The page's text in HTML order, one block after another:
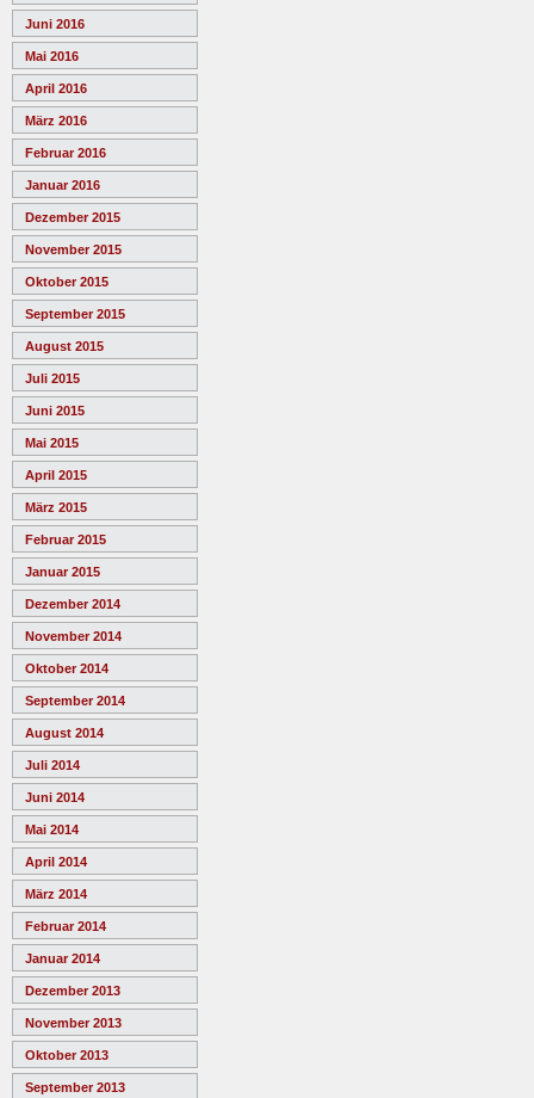
Juni 2016
Mai 2016
April 2016
März 2016
Februar 2016
Januar 2016
Dezember 2015
November 2015
Oktober 2015
September 2015
August 2015
Juli 2015
Juni 2015
Mai 2015
April 2015
März 2015
Februar 2015
Januar 2015
Dezember 2014
November 2014
Oktober 2014
September 2014
August 2014
Juli 2014
Juni 2014
Mai 2014
April 2014
März 2014
Februar 2014
Januar 2014
Dezember 2013
November 2013
Oktober 2013
September 2013